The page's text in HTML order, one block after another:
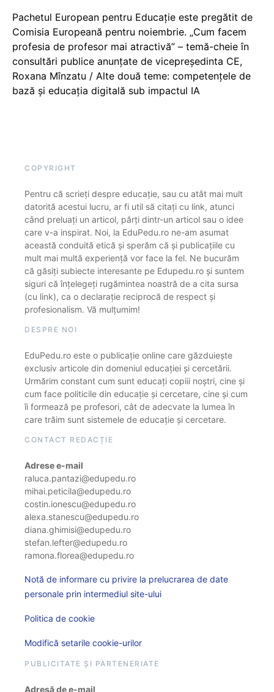
Pachetul European pentru Educație este pregătit de
Comisia Europeană pentru noiembrie. „Cum facem
profesia de profesor mai atractivă” – temă-cheie în
consultări publice anunțate de vicepreședinta CE,
Roxana Mînzatu / Alte două teme: competențele de
bază și educația digitală sub impactul IA
COPYRIGHT
Pentru că scrieți despre educație, sau cu atât mai mult
datorită acestui lucru, ar fi util să citați cu link, atunci
când preluați un articol, părți dintr-un articol sau o idee
care v-a inspirat. Noi, la EduPedu.ro ne-am asumat
această conduită etică și sperăm că și publicațiile cu
mult mai multă experiență vor face la fel. Ne bucurăm
că găsiți subiecte interesante pe Edupedu.ro și suntem
siguri că înțelegeți rugămintea noastră de a cita sursa
(cu link), ca o declarație reciprocă de respect și
profesionalism. Vă mulțumim!
DESPRE NOI
EduPedu.ro este o publicație online care găzduiește
exclusiv articole din domeniul educației și cercetării.
Urmărim constant cum sunt educați copiii noștri, cine și
cum face politicile din educație și cercetare, cine și cum
îi formează pe profesori, cât de adecvate la lumea în
care trăim sunt sistemele de educație și cercetare.
CONTACT REDACȚIE
Adrese e-mail
raluca.pantazi@edupedu.ro
mihai.peticila@edupedu.ro
costin.ionescu@edupedu.ro
alexa.stanescu@edupedu.ro
diana.ghimisi@edupedu.ro
stefan.lefter@edupedu.ro
ramona.florea@edupedu.ro
Notă de informare cu privire la prelucrarea de date
personale prin intermediul site-ului
Politica de cookie
Modifică setarile cookie-urilor
PUBLICITATE ȘI PARTENERIATE
Adresă de e-mail